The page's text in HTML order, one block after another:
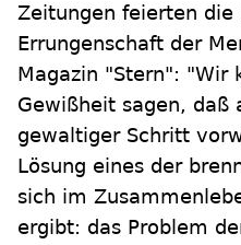
Zeitungen feierten die
Errungenschaft der
Magazin "Stern": "Wir
Gewißheit sagen, daß
gewaltiger Schritt
Lösung eines der
sich im
ergibt: das Problem